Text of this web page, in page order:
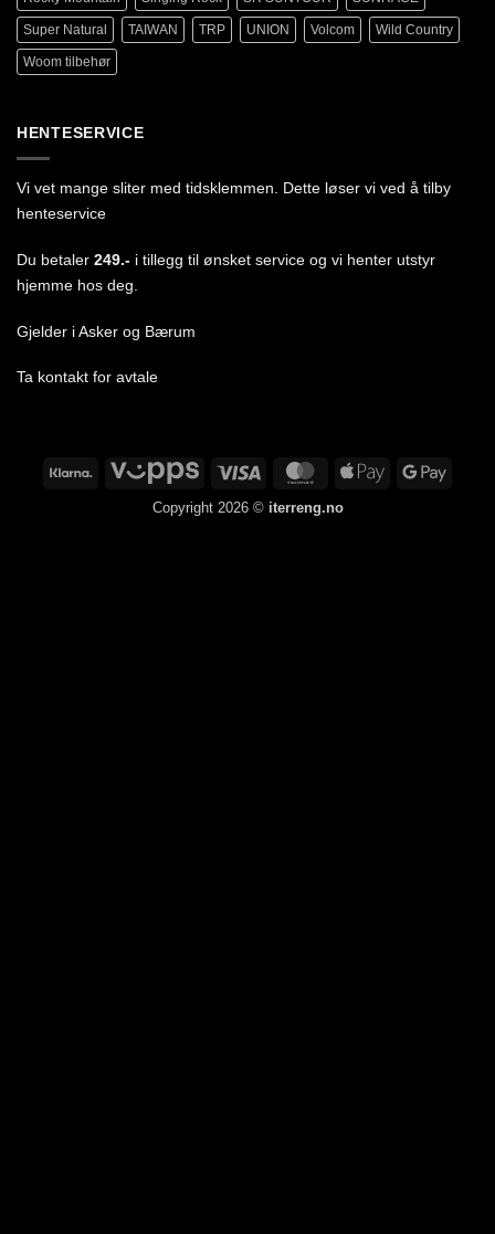
Super Natural TAIWAN TRP UNION Volcom Wild Country
Woom tilbehør
HENTESERVICE
Vi vet mange sliter med tidsklemmen. Dette løser vi ved å tilby
henteservice
Du betaler 249.- i tillegg til ønsket service og vi henter utstyr
hjemme hos deg.
Gjelder i Asker og Bærum
Ta kontakt for avtale
Klarna Vipps Visa MasterCardApple
Google
Copyright 2026 © iterreng.no